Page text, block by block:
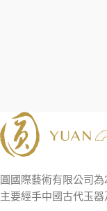
圓國際藝術有限公司
主要經手中國古代玉